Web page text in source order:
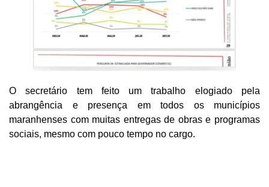
O secretário tem feito um trabalho elogiado pela
abrangência e presença em todos os municípios
maranhenses com muitas entregas de obras e programas
sociais, mesmo com pouco tempo no cargo.